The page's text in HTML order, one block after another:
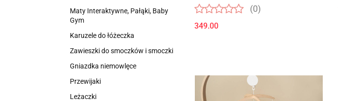
Maty Interaktywne, Pałąki, Baby
Gym
Karuzele do łóżeczka
Zawieszki do smoczków i smoczki
Gniazdka niemowlęce
Przewijaki
Leżaczki
(0)
349.00